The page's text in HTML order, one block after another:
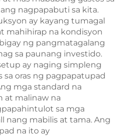
nagpapabuti sa kita.
ay kayang tumagal
mahihirap na kondisyon
ng pangmatagalang
sa paunang investido.
ay naging simpleng
sa oras ng pagpapatupad
mga standard na
at malinaw na
sa mga
nang mabilis at tama. Ang
na ito ay